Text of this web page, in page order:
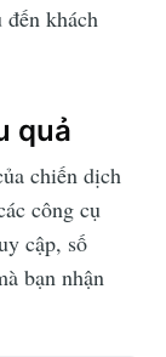
đến khách
quả
chiến dịch
công cụ
cập, số
bạn nhận